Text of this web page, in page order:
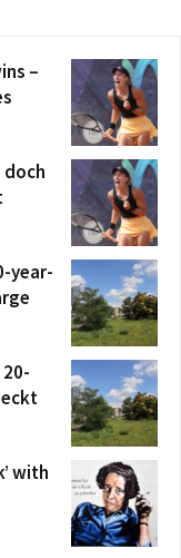
–
doch
year-
with